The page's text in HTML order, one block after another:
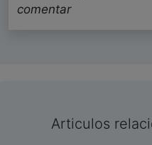
comentar
Articulos